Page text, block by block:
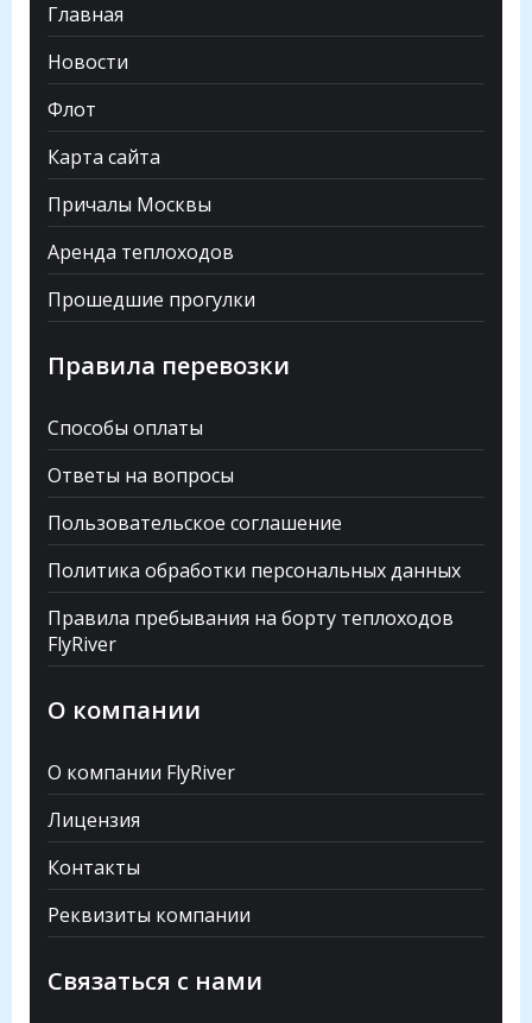
Главная
Новости
Флот
Карта сайта
Причалы Москвы
Аренда теплоходов
Прошедшие прогулки
Правила перевозки
Способы оплаты
Ответы на вопросы
Пользовательское соглашение
Политика обработки персональных данных
Правила пребывания на борту теплоходов
FlyRiver
О компании
О компании FlyRiver
Лицензия
Контакты
Реквизиты компании
Связаться с нами